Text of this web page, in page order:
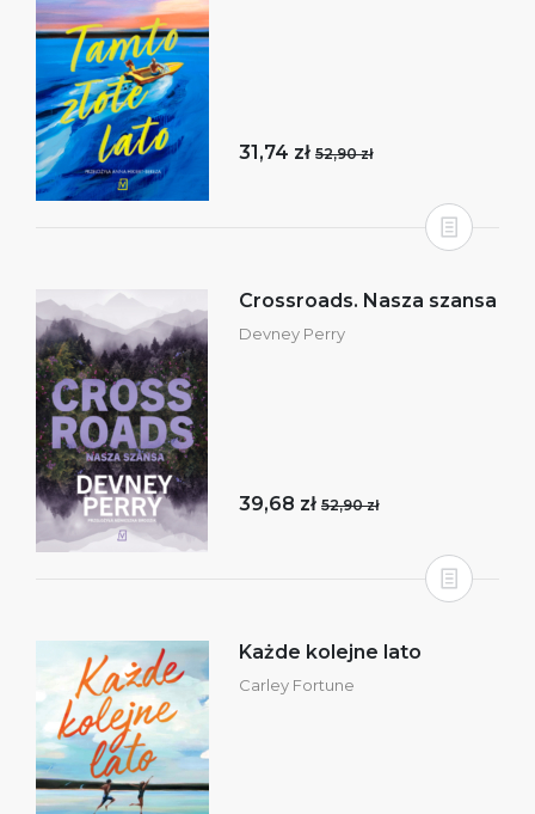
31,74 zł 52,90 zł
Crossroads. Nasza szansa
Devney Perry
39,68 zł 52,90 zł
Każde kolejne lato
Carley Fortune